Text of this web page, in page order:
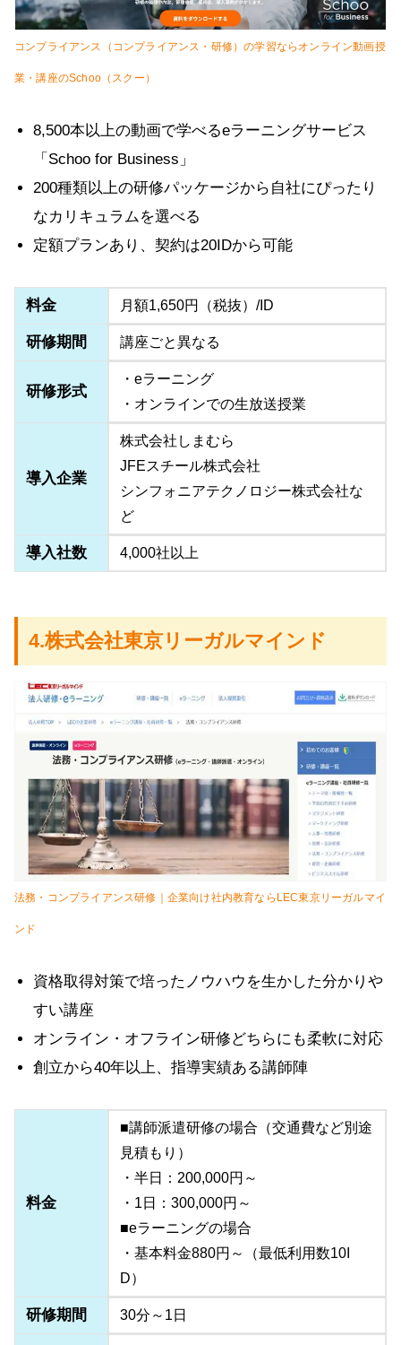
コンプライアンス（コンプライアンス・研修）の学習ならオンライン動画授
業・講座のSchoo（スクー）
8,500本以上の動画で学べるeラーニングサービス
「Schoo for Business」
200種類以上の研修パッケージから自社にぴったり
なカリキュラムを選べる
定額プランあり、契約は20IDから可能
料金 月額1,650円（税抜）/ID
研修期間 講座ごと異なる
研修形式
・eラーニング
・オンラインでの生放送授業
導入企業
株式会社しまむら
JFEスチール株式会社
シンフォニアテクノロジー株式会社な
ど
導入社数 4,000社以上
4.株式会社東京リーガルマインド
法務・コンプライアンス研修｜企業向け社内教育ならLEC東京リーガルマイ
ンド
資格取得対策で培ったノウハウを生かした分かりや
すい講座
オンライン・オフライン研修どちらにも柔軟に対応
創立から40年以上、指導実績ある講師陣
料金
■講師派遣研修の場合（交通費など別途
見積もり）
・半日：200,000円～
・1日：300,000円～
■eラーニングの場合
・基本料金880円～（最低利用数10I
D）
研修期間 30分～1日